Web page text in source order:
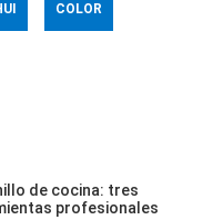
COLOR
de cocina: tres
profesionales